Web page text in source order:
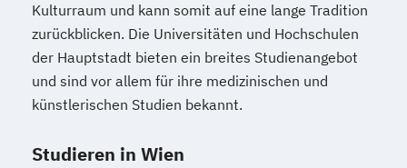
Kulturraum und kann somit auf eine lange Tradition
zurückblicken. Die Universitäten und Hochschulen
der Hauptstadt bieten ein breites Studienangebot
und sind vor allem für ihre medizinischen und
künstlerischen Studien bekannt.
Studieren in Wien